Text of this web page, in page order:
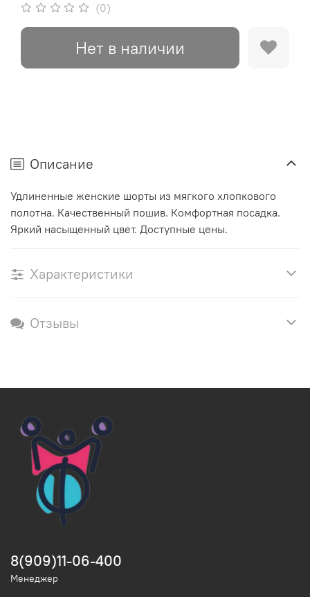
(0)
Нет в наличии
Описание
Удлиненные женские шорты из мягкого хлопкового
полотна. Качественный пошив. Комфортная посадка.
Яркий насыщенный цвет. Доступные цены.
Характеристики
Отзывы
8(909)11-06-400
Менеджер